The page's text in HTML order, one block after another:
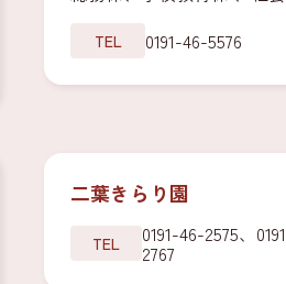
TEL 0191-46-5576
二葉きらり園
TEL 0191-46-2575、
2767